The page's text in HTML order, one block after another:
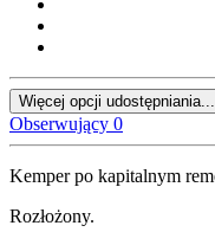
Więcej opcji udostępniania...
Obserwujący 0
Kemper po kapitalnym
Rozłożony.